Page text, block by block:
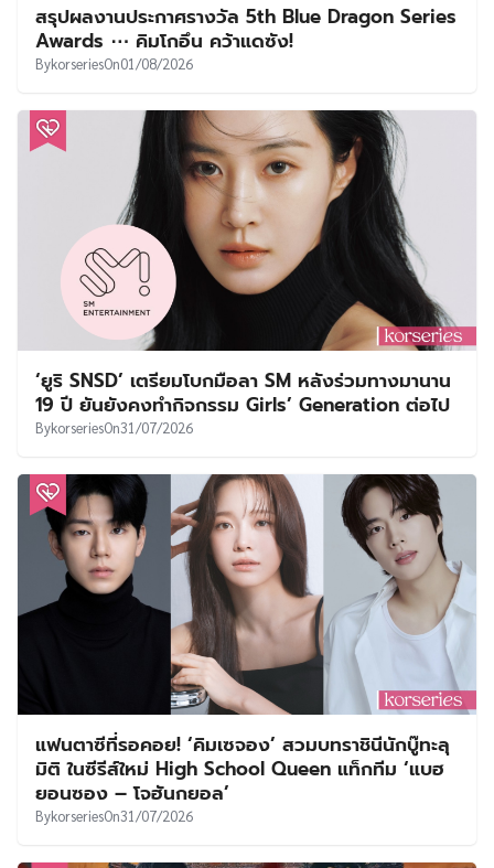
สรุปผลงานประกาศรางวัล 5th Blue Dragon Series
Awards ⋯ คิมโกอึน คว้าแดซัง!
BykorseriesOn01/08/2026
‘ยูริ SNSD’ เตรียมโบกมือลา SM หลังร่วมทางมานาน
19 ปี ยันยังคงทำกิจกรรม Girls’ Generation ต่อไป
BykorseriesOn31/07/2026
แฟนตาซีที่รอคอย! ‘คิมเซจอง’ สวมบทราชินีนักบู๊ทะลุ
มิติ ในซีรีส์ใหม่ High School Queen แท็กทีม ‘แบฮ
ยอนซอง – โจฮันกยอล’
BykorseriesOn31/07/2026